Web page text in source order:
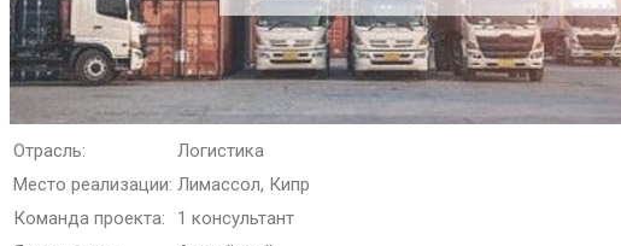
Отрасль:
Логистика
Место реализации: Лимассол, Кипр
Команда проекта:
1 консультант